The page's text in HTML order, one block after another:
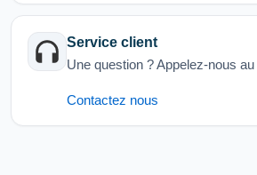
Service client
Une question ? Appelez-nous au
Contactez nous